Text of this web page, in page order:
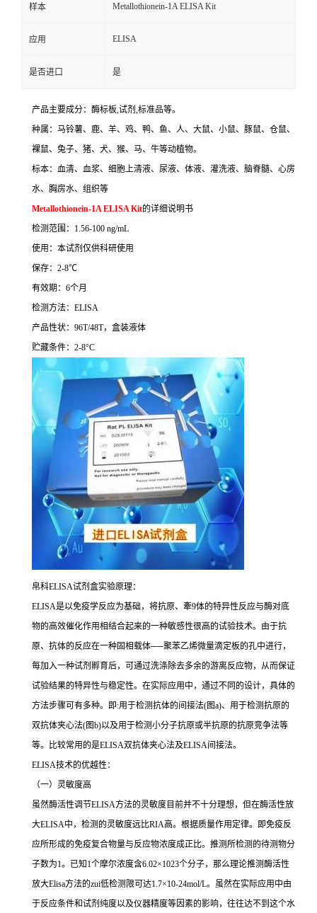
样本 Metallothionein-1A ELISA Kit
应用 ELISA
是否进口 是
产品主要成分：酶标板,试剂 ,标准品等。
种属：马铃薯、鹿、羊、鸡、鸭、鱼、人、大鼠、小鼠、豚鼠、仓鼠、
裸鼠、兔子、猪、犬、猴、马、牛等动植物。
标本：血清、血浆、细胞上清液、尿液、体液、灌洗液、脑脊髓、心房
水、胸房水、组织等
Metallothionein-1A ELISA Kit的详细说明书
检测范围： 1.56-100 ng/mL
使用：本试剂仅供科研使用
保存： 2-8℃
有效期： 6个月
检测方法： ELISA
产品性状： 96T/48T，盒装液体
贮藏条件： 2-8°C
帛科ELISA试剂盒实验原理：
ELISA是以免疫学反应为基础，将抗原、牽9体的特异性反应与酶对底
物的高效催化作用相结合起来的一种敏感性很高的试验技术。由于抗
原、抗体的反应在一种固相载体──聚苯乙烯微量滴定板的孔中进行，
每加入一种试剂孵育后，可通过洗涤除去多余的游离反应物，从而保证
试验结果的特异性与稳定性。在实际应用中，通过不同的设计，具体的
方法步骤可有多种。即:用于检测抗体的间接法(图a)、用于检测抗原的
双抗体夹心法(图b)以及用于检测小分子抗原或半抗原的抗原竞争法等
等。比较常用的是ELISA双抗体夹心法及ELISA间接法。
ELISA技术的优越性：
（一）灵敏度高
虽然酶活性调节ELISA方法的灵敏度目前并不十分理想，但在酶活性放
大ELISA中，检测的灵敏度远比RIA高。根据质量作用定律。即免疫反
应所形成的免疫复合物量与反应物浓度成正比。推测所检测的待测物分
子数为1。已知 1个摩尔浓度含6.02×1023个分子，那么理论推测酶活性
放大Elisa方法的zui低检测限可达1.7×10-24mol/L。虽然在实际应用中由
于反应条件和试剂纯度以及仪器精度等因素的影响，往往达不到这个水